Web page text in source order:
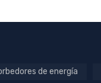
de energía